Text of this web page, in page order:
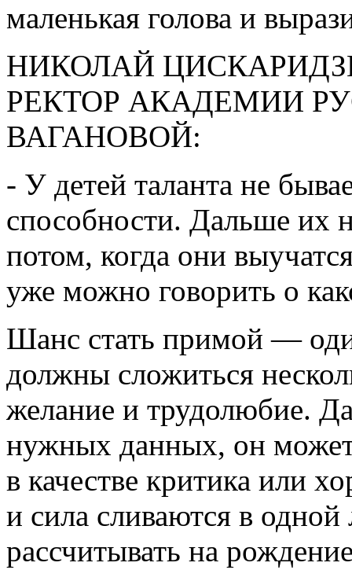
маленькая голова и
НИКОЛАЙ
РЕКТОР АКАДЕМИИ
ВАГАНОВОЙ:
- У детей таланта не
способности. Дальше их
потом, когда они
уже можно говорить о
Шанс стать примой —
должны сложиться
желание и трудолюбие.
нужных данных, он
в качестве критика или
и сила сливаются в
рассчитывать на